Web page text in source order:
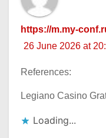
https://m.my-
26 June 2026 at
References:
Legiano Casino
Loading...